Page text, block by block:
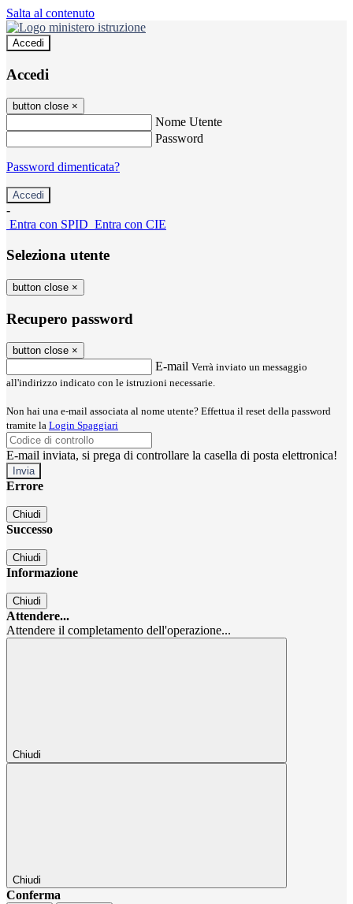
Salta al contenuto
Accedi
Accedi
button close ×
Nome Utente
Password
Password dimenticata?
-
Entra con SPID Entra con CIE
Seleziona utente
button close ×
Recupero password
button close ×
E-mail Verrà inviato un messaggio
all'indirizzo indicato con le istruzioni necessarie.
Non hai una e-mail associata al nome utente? Effettua il reset della password
tramite la Login Spaggiari
E-mail inviata, si prega di controllare la casella di posta elettronica!
Errore
Chiudi
Successo
Chiudi
Informazione
Chiudi
Attendere...
Attendere il completamento dell'operazione...
Chiudi
Chiudi
Conferma